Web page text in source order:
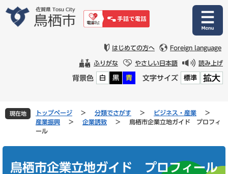
文
はじめての方へ Foreign language
ふりがな やさしい日本語 読み上げ
背景色 白 黒 青 文字サイズ 標準 拡大
現在地 トップページ > 分類でさがす > ビジネス・産業
>
産業振興
> 企業誘致 >
鳥栖市企業立地ガイド プロフィ
ール
鳥栖市企業立地ガイド プロフィール